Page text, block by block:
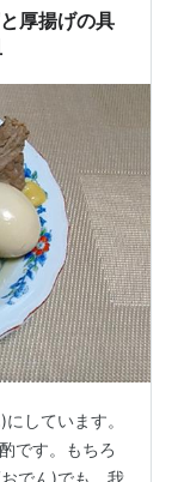
サラウンドの
厚揚げの具
しています。
です。もちろ
でん)でも、我